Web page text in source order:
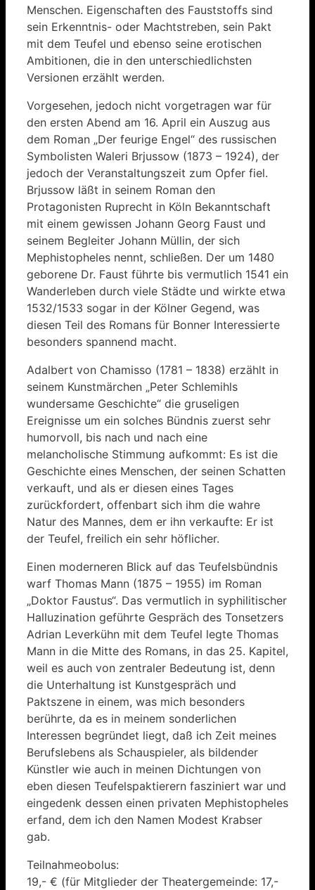
Menschen. Eigenschaften des Fauststoffs sind
sein Erkenntnis- oder Machtstreben, sein Pakt
mit dem Teufel und ebenso seine erotischen
Ambitionen, die in den unterschiedlichsten
Versionen erzählt werden.
Vorgesehen, jedoch nicht vorgetragen war für
den ersten Abend am 16. April ein Auszug aus
dem Roman „Der feurige Engel“ des russischen
Symbolisten Waleri Brjussow (1873 – 1924), der
jedoch der Veranstaltungszeit zum Opfer fiel.
Brjussow läßt in seinem Roman den
Protagonisten Ruprecht in Köln Bekanntschaft
mit einem gewissen Johann Georg Faust und
seinem Begleiter Johann Müllin, der sich
Mephistopheles nennt, schließen. Der um 1480
geborene Dr. Faust führte bis vermutlich 1541 ein
Wanderleben durch viele Städte und wirkte etwa
1532/1533 sogar in der Kölner Gegend, was
diesen Teil des Romans für Bonner Interessierte
besonders spannend macht.
Adalbert von Chamisso (1781 – 1838) erzählt in
seinem Kunstmärchen „Peter Schlemihls
wundersame Geschichte“ die gruseligen
Ereignisse um ein solches Bündnis zuerst sehr
humorvoll, bis nach und nach eine
melancholische Stimmung aufkommt: Es ist die
Geschichte eines Menschen, der seinen Schatten
verkauft, und als er diesen eines Tages
zurückfordert, offenbart sich ihm die wahre
Natur des Mannes, dem er ihn verkaufte: Er ist
der Teufel, freilich ein sehr höflicher.
Einen moderneren Blick auf das Teufelsbündnis
warf Thomas Mann (1875 – 1955) im Roman
„Doktor Faustus“. Das vermutlich in syphilitischer
Halluzination geführte Gespräch des Tonsetzers
Adrian Leverkühn mit dem Teufel legte Thomas
Mann in die Mitte des Romans, in das 25. Kapitel,
weil es auch von zentraler Bedeutung ist, denn
die Unterhaltung ist Kunstgespräch und
Paktszene in einem, was mich besonders
berührte, da es in meinem sonderlichen
Interessen begründet liegt, daß ich Zeit meines
Berufslebens als Schauspieler, als bildender
Künstler wie auch in meinen Dichtungen von
eben diesen Teufelspaktierern fasziniert war und
eingedenk dessen einen privaten Mephistopheles
erfand, dem ich den Namen Modest Krabser
gab.
Teilnahmeobolus:
19,- € (für Mitglieder der Theatergemeinde: 17,-